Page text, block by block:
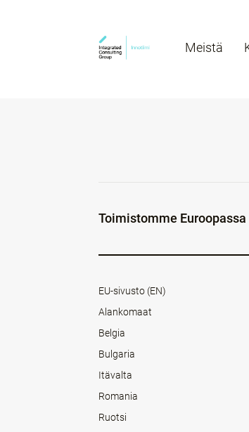
Meistä
Toimistomme Euroopassa
EU-sivusto (EN)
Alankomaat
Belgia
Bulgaria
Itävalta
Romania
Ruotsi